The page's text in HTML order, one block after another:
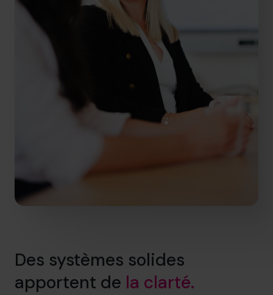
Des systèmes solides
apportent de la clarté.